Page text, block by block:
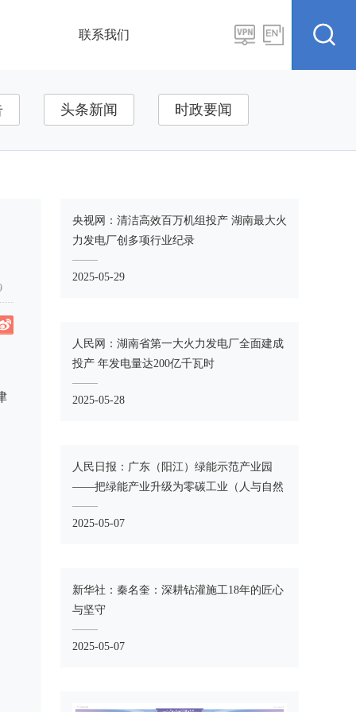
联系我们
头条新闻 时政要闻
央视网：清洁高效百万机组投产 湖南最大火
力发电厂创多项行业纪录
2025-05-29
人民网：湖南省第一大火力发电厂全面建成
投产 年发电量达200亿千瓦时
2025-05-28
人民日报：广东（阳江）绿能示范产业园
——把绿能产业升级为零碳工业（人与自然
·走进零碳园区（工厂）看转型）
2025-05-07
新华社：秦名奎：深耕钻灌施工18年的匠心
与坚守
2025-05-07